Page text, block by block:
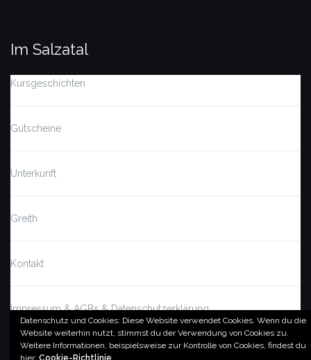
Datenschutz und Cookies: Diese Website verwendet Cookies. Wenn du die
Website weiterhin nutzt, stimmst du der Verwendung von Cookies zu.
Weitere Informationen, beispielsweise zur Kontrolle von Cookies, findest du
hier: Cookie-Richtlinie
Im Salzatal
Kursgeschichten
Gutscheine
Unterkunft
Greith
Kontakt
Impressum & AGBs & Datenschutzerklärung
© by imSalzatal.at